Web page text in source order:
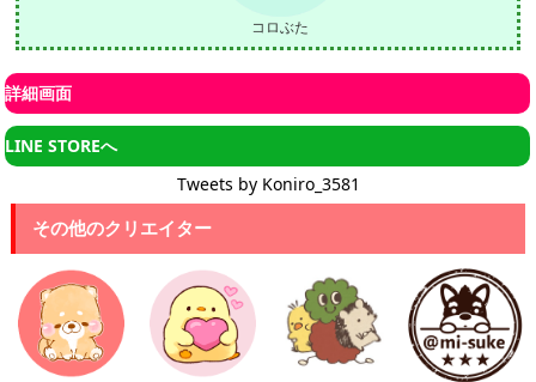
コロぶた
詳細画面
LINE STOREへ
Tweets by Koniro_3581
その他のクリエイター